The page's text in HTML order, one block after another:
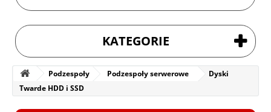
KATEGORIE
Podzespoły Podzespoły serwerowe
Dyski
Twarde HDD i SSD